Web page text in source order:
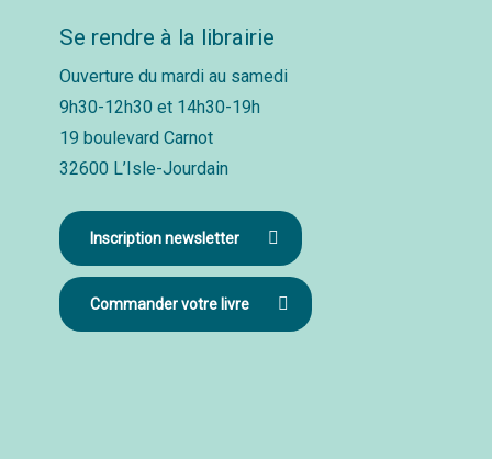
Se rendre à la librairie
Ouverture du mardi au samedi
9h30-12h30 et 14h30-19h
19 boulevard Carnot
32600 L’Isle-Jourdain
Inscription newsletter
Commander votre livre